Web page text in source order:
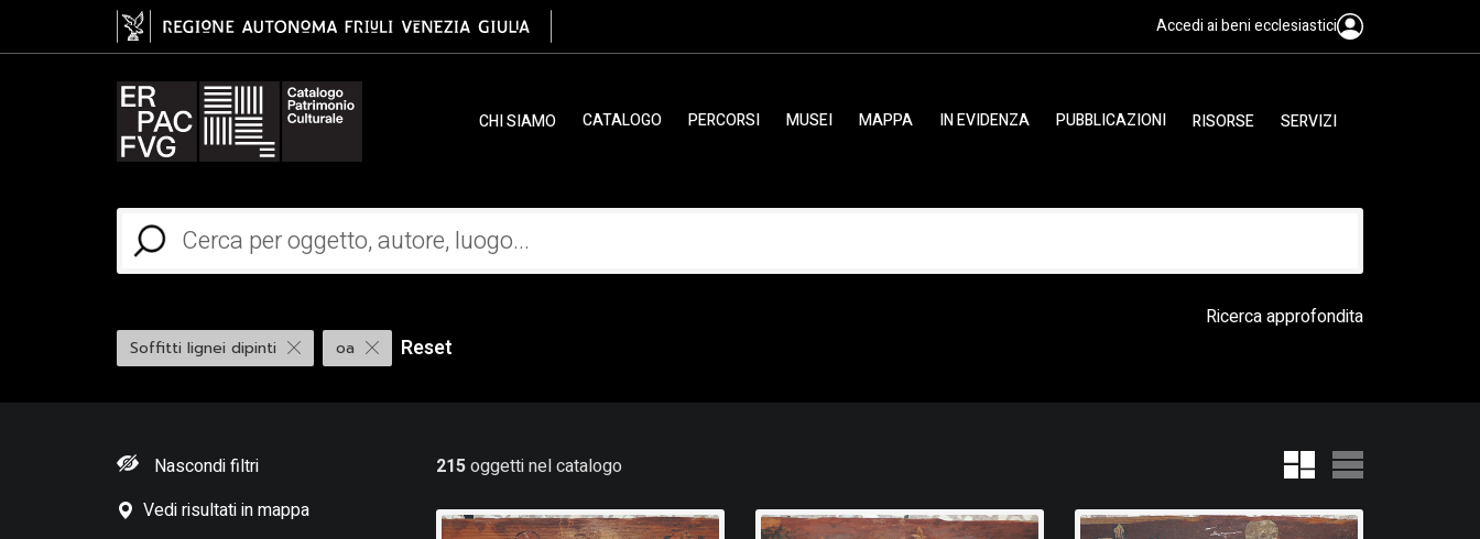
Accedi ai beni ecclesiastici
CHI SIAMO CATALOGO PERCORSI MUSEI MAPPA IN EVIDENZA PUBBLICAZIONI RISORSE SERVIZI
Ricerca approfondita
Soffitti lignei dipinti oa Reset
Nascondi filtri
Vedi risultati in mappa
215oggetti nel catalogo